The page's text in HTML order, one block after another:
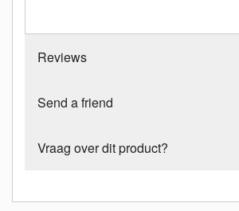
Reviews
Send a friend
Vraag over dit product?